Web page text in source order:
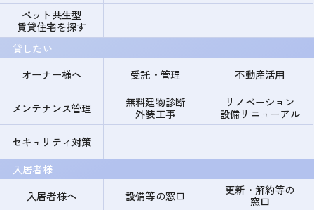
ペット共生型
賃貸住宅を探す
貸したい
オーナー様へ
受託・管理 不動産活用
メンテナンス管理
無料建物診断
外装工事
リノベーション
設備リニューアル
セキュリティ対策
入居者様
入居者様へ
設備等の窓口
更新・解約等の
窓口